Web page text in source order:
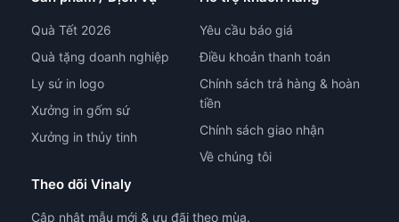
Quà Tết 2026
Quà tặng doanh nghiệp
Ly sứ in logo
Xưởng in gốm sứ
Xưởng in thủy tinh
Yêu cầu báo giá
Điều khoản thanh toán
Chính sách trả hàng & hoàn
tiền
Chính sách giao nhận
Về chúng tôi
Theo dõi Vinaly
Cập nhật mẫu mới & ưu đãi theo mùa.